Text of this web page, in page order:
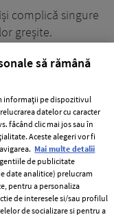
complică singure
greșite.
să rămână
informații pe dispozitivul
datelor cu caracter
făcând clic mai jos sau în
Aceste alegeri vor fi
Mai multe detalii
de publicitate
date analitice) prelucram
pentru a personaliza
de interesele si/sau profilul
de socializare si pentru a